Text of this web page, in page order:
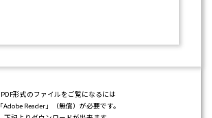
PDF形式のファイルをご覧になるには
「Adobe Reader」（無償）が必要です。